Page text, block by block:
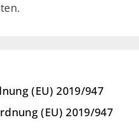
(EU) 2019/947
(EU) 2019/947